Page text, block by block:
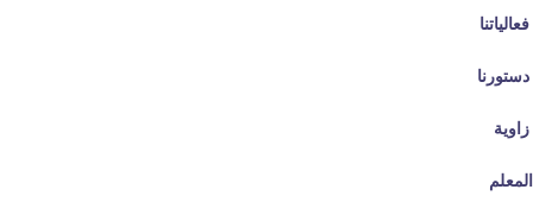
فعالياتنا
دستورنا
زاوية
المعلم